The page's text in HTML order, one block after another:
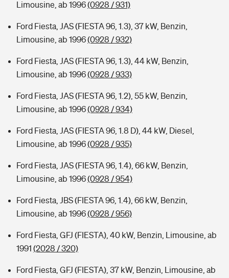
Limousine, ab 1996(0928 / 931)
Ford Fiesta, JAS (FIESTA 96, 1.3), 37 kW, Benzin,
Limousine, ab 1996(0928 / 932)
Ford Fiesta, JAS (FIESTA 96, 1.3), 44 kW, Benzin,
Limousine, ab 1996(0928 / 933)
Ford Fiesta, JAS (FIESTA 96, 1.2), 55 kW, Benzin,
Limousine, ab 1996(0928 / 934)
Ford Fiesta, JAS (FIESTA 96, 1.8 D), 44 kW, Diesel,
Limousine, ab 1996(0928 / 935)
Ford Fiesta, JAS (FIESTA 96, 1.4), 66 kW, Benzin,
Limousine, ab 1996(0928 / 954)
Ford Fiesta, JBS (FIESTA 96, 1.4), 66 kW, Benzin,
Limousine, ab 1996(0928 / 956)
Ford Fiesta, GFJ (FIESTA), 40 kW, Benzin, Limousine, ab
1991 (2028 / 320)
Ford Fiesta, GFJ (FIESTA), 37 kW, Benzin, Limousine, ab